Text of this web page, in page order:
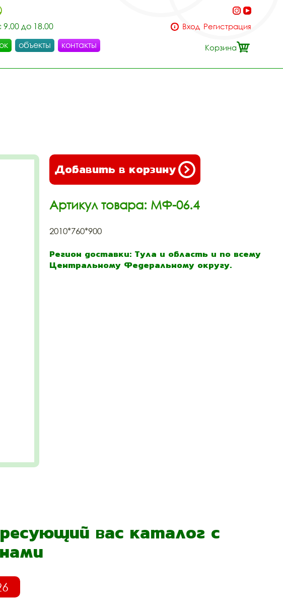
9.00 до 18.00
объекты контакты
Вход Регистрация
Корзина
Добавить в корзину
Артикул товара: МФ-06.4
2010*760*900
Регион доставки: Тула и область и по всему
Центральному Федеральному округу.
вас каталог с